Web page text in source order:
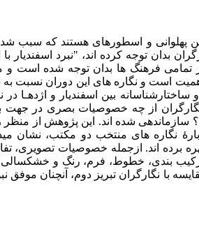
پهلوانی و اسطورهای هستند که سبب شده
بدان توجه کرده اند، "نبرد اسفندیار
فرهنگ ها بدان توجه شده است و
است و نگاره های این دوران نسبت به
بین اسفندیار و اژدهـا در
از چه خصوصیات بصری در جهت
سازماندهی شده اند. این پژوهش از
نگاره های منتخب دو مکتب، نشان
برده اند. ازجمله خصوصیات تصویری،
ترکیب بندی، خطوط، فرم، رنگ و
با نگارگران تبریز دوم، آنچنان موفق